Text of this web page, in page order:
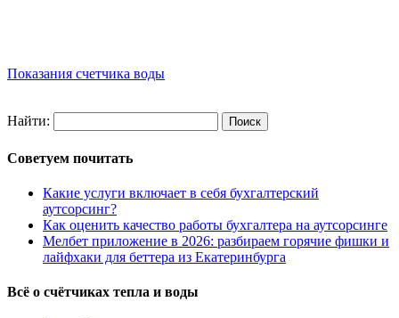
Показания счетчика воды
Найти:
Советуем почитать
Какие услуги включает в себя бухгалтерский
аутсорсинг?
Как оценить качество работы бухгалтера на аутсорсинге
Мелбет приложение в 2026: разбираем горячие фишки и
лайфхаки для беттера из Екатеринбурга
Всё о счётчиках тепла и воды